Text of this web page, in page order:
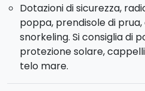
Dotazioni di sicurezza,
poppa, prendisole di
snorkeling. Si consiglia di
protezione solare,
telo mare.